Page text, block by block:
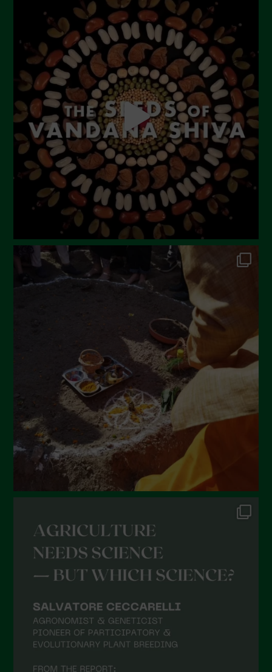
Ottobre 2023
Settembre 2023
Agosto 2023
Luglio 2023
Giugno 2023
Maggio 2023
Aprile 2023
Marzo 2023
Febbraio 2023
Dicembre 2022
Novembre 2022
Ottobre 2022
Settembre 2022
Aprile 2022
Marzo 2022
Febbraio 2022
Gennaio 2022
Dicembre 2021
Novembre 2021
Settembre 2021
Agosto 2021
Luglio 2021
Aprile 2021